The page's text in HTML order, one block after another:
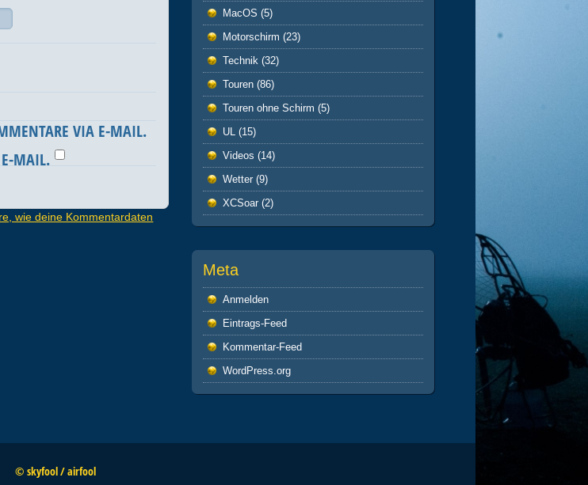
VIA E-MAIL.
E-MAIL.
wie deine Kommentardaten
MacOS (5)
Motorschirm (23)
Technik (32)
Touren (86)
Touren ohne Schirm (5)
UL (15)
Videos (14)
Wetter (9)
XCSoar (2)
Meta
Anmelden
Eintrags-Feed
Kommentar-Feed
WordPress.org
© skyfool / airfool